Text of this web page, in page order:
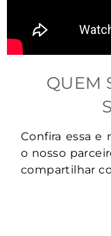
QUEM
Confira essa e
o nosso
compartilhar